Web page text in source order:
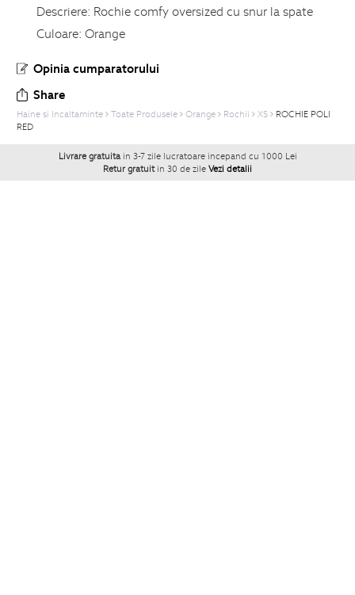
Descriere: Rochie comfy oversized cu snur la spate
Culoare: Orange
Opinia cumparatorului
Share
Haine si Incaltaminte Toate Produsele Orange Rochii XS
ROCHIE POLI
RED
Livrare gratuita in 3-7 zile lucratoare incepand cu 1000 Lei
Retur gratuit in 30 de zile Vezi detalii